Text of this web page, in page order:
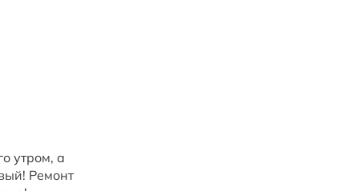
утром, а
Ремонт